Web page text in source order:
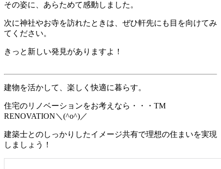
その姿に、あらためて感動しました。
次に神社やお寺を訪れたときは、ぜひ軒先にも目を向けてみ
てください。
きっと新しい発見がありますよ！
建物を活かして、楽しく快適に暮らす。
住宅のリノベーションをお考えなら・・・TM
RENOVATION＼(^o^)／
建築士とのしっかりしたイメージ共有で理想の住まいを実現
しましょう！